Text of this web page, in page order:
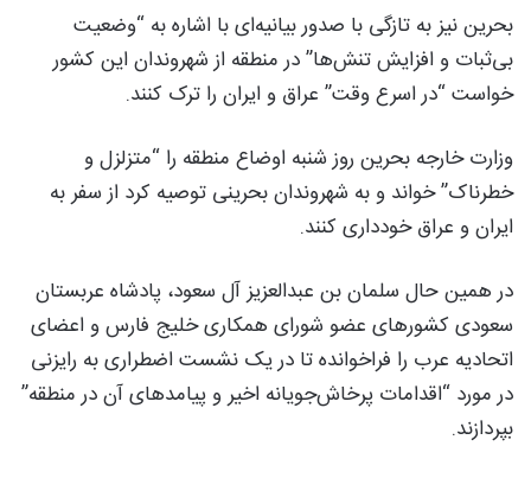
بحرین نیز به تازگی با صدور بیانیه‌ای با اشاره به “وضعیت
بی‌ثبات و افزایش تنش‌ها” در منطقه از شهروندان این کشور
خواست “در اسرع وقت” عراق و ایران را ترک کنند.
وزارت خارجه بحرین روز شنبه اوضاع منطقه را “متزلزل و
خطرناک” خواند و به شهروندان بحرینی توصیه کرد از سفر به
ایران و عراق خودداری کنند.
در همین حال سلمان بن عبدالعزیز آل سعود، پادشاه عربستان
سعودی کشورهای عضو شورای همکاری خلیج فارس و اعضای
اتحادیه عرب را فراخوانده تا در یک نشست اضطراری به رایزنی
در مورد “اقدامات پرخاش‌جویانه اخیر و پیامدهای آن در منطقه”
بپردازند.